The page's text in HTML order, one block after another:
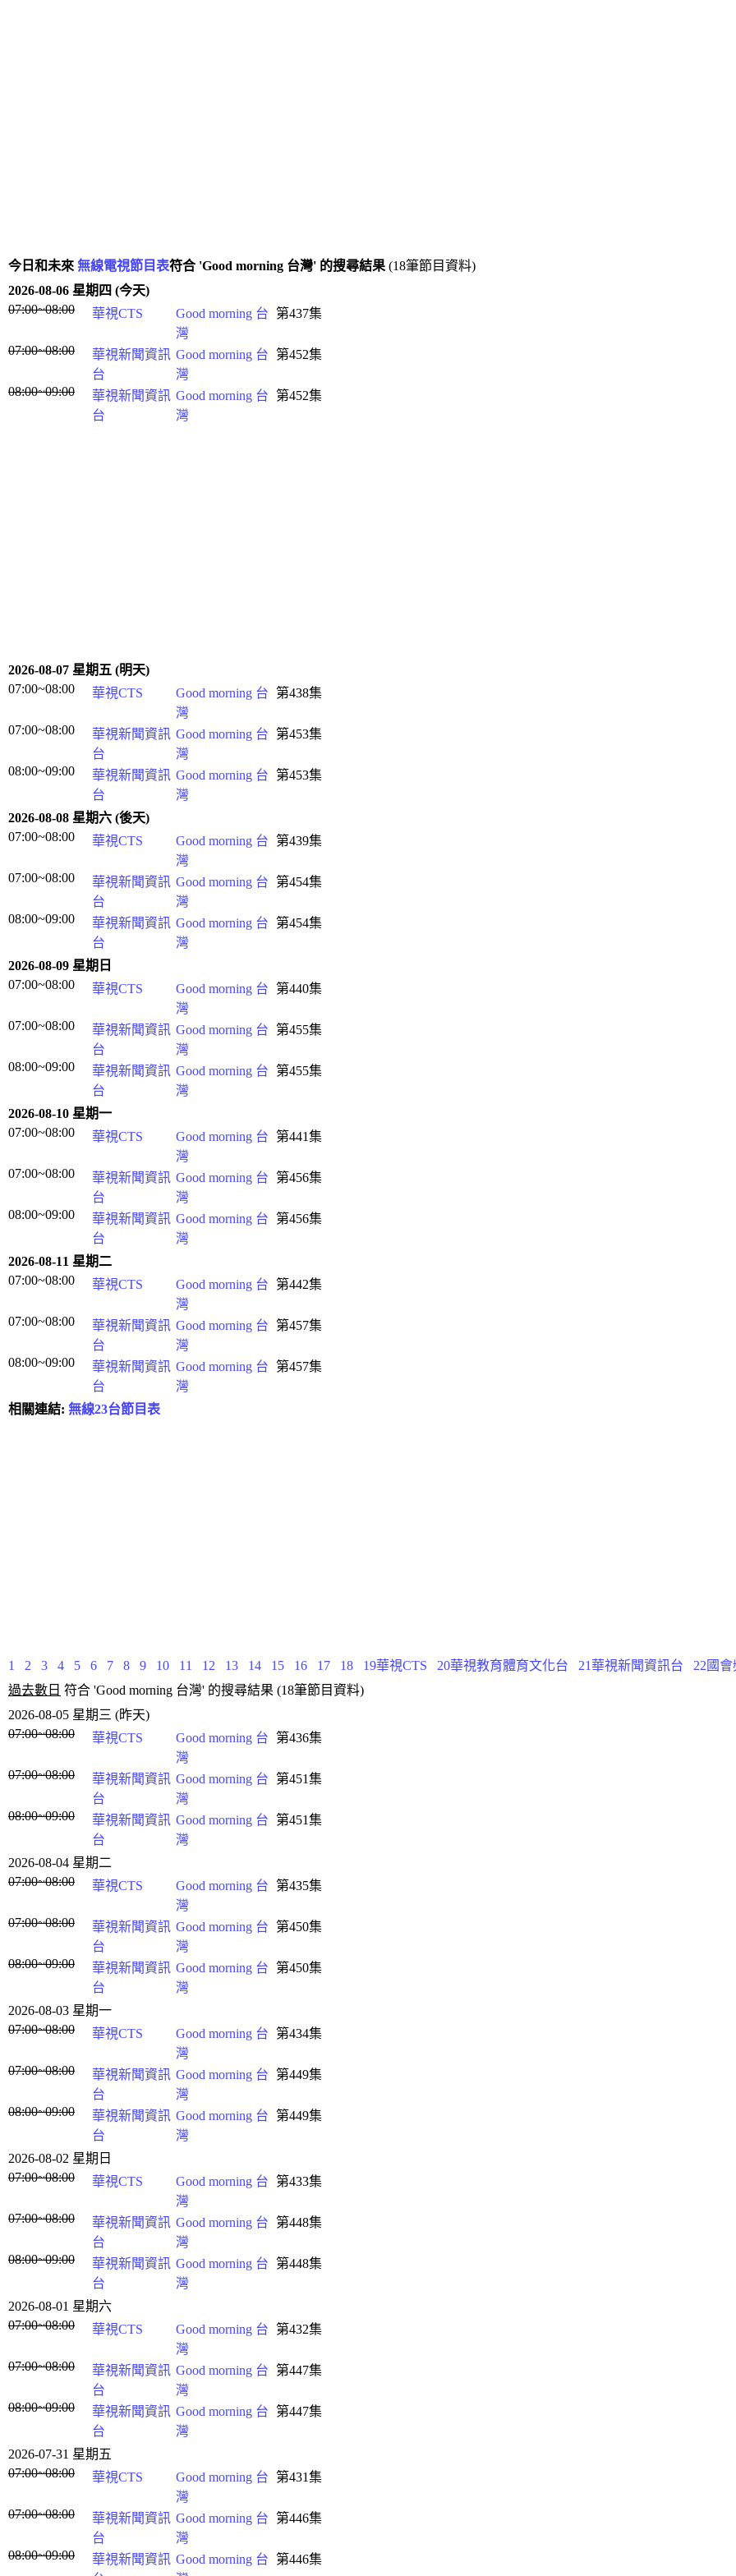
今日和未來 無線電視節目表符合 'Good morning 台灣' 的搜尋結果 (18筆節目資料)
2026-08-06 星期四 (今天)
07:00~08:00
華視CTS
Good morning 台
灣
第437集
07:00~08:00
華視新聞資訊
台
Good morning 台
灣
第452集
08:00~09:00
華視新聞資訊
台
Good morning 台
灣
第452集
2026-08-07 星期五 (明天)
07:00~08:00
華視CTS
Good morning 台
灣
第438集
07:00~08:00
華視新聞資訊
台
Good morning 台
灣
第453集
08:00~09:00
華視新聞資訊
台
Good morning 台
灣
第453集
2026-08-08 星期六 (後天)
07:00~08:00
華視CTS
Good morning 台
灣
第439集
07:00~08:00
華視新聞資訊
台
Good morning 台
灣
第454集
08:00~09:00
華視新聞資訊
台
Good morning 台
灣
第454集
2026-08-09 星期日
07:00~08:00
華視CTS
Good morning 台
灣
第440集
07:00~08:00
華視新聞資訊
台
Good morning 台
灣
第455集
08:00~09:00
華視新聞資訊
台
Good morning 台
灣
第455集
2026-08-10 星期一
07:00~08:00
華視CTS
Good morning 台
灣
第441集
07:00~08:00
華視新聞資訊
台
Good morning 台
灣
第456集
08:00~09:00
華視新聞資訊
台
Good morning 台
灣
第456集
2026-08-11 星期二
07:00~08:00
華視CTS
Good morning 台
灣
第442集
07:00~08:00
華視新聞資訊
台
Good morning 台
灣
第457集
08:00~09:00
華視新聞資訊
台
Good morning 台
灣
第457集
相關連結: 無線23台節目表
1 2 3 4 5 6 7 8 9 10 11 12 13 14 15 16 17 18 19華視CTS 20華視教育體育文化台 21華視新聞資訊台 22國會
過去數日 符合 'Good morning 台灣' 的搜尋結果 (18筆節目資料)
2026-08-05 星期三 (昨天)
07:00~08:00
華視CTS
Good morning 台
灣
第436集
07:00~08:00
華視新聞資訊
台
Good morning 台
灣
第451集
08:00~09:00
華視新聞資訊
台
Good morning 台
灣
第451集
2026-08-04 星期二
07:00~08:00
華視CTS
Good morning 台
灣
第435集
07:00~08:00
華視新聞資訊
台
Good morning 台
灣
第450集
08:00~09:00
華視新聞資訊
台
Good morning 台
灣
第450集
2026-08-03 星期一
07:00~08:00
華視CTS
Good morning 台
灣
第434集
07:00~08:00
華視新聞資訊
台
Good morning 台
灣
第449集
08:00~09:00
華視新聞資訊
台
Good morning 台
灣
第449集
2026-08-02 星期日
07:00~08:00
華視CTS
Good morning 台
灣
第433集
07:00~08:00
華視新聞資訊
台
Good morning 台
灣
第448集
08:00~09:00
華視新聞資訊
台
Good morning 台
灣
第448集
2026-08-01 星期六
07:00~08:00
華視CTS
Good morning 台
灣
第432集
07:00~08:00
華視新聞資訊
台
Good morning 台
灣
第447集
08:00~09:00
華視新聞資訊
台
Good morning 台
灣
第447集
2026-07-31 星期五
07:00~08:00
華視CTS
Good morning 台
灣
第431集
07:00~08:00
華視新聞資訊
台
Good morning 台
灣
第446集
08:00~09:00
華視新聞資訊 Good morning 台 第446集